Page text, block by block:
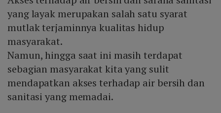
yang layak merupakan salah satu syarat
mutlak terjaminnya kualitas hidup
masyarakat.
Namun, hingga saat ini masih terdapat
sebagian masyarakat kita yang sulit
mendapatkan akses terhadap air bersih dan
sanitasi yang memadai.